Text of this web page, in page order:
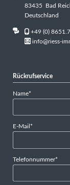
83435 Bad
Deutschland
+49 (0)
info@riess-
Rückrufservice
Pflichtfeld
Name*
Pflichtfeld
E-Mail *
Pflichtfeld
Telefonnummer*